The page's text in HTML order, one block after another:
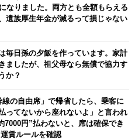
なりました。両方とも全額もらえる
遺族厚生年金が減るって損じゃない
毎日孫の夕飯を作っています。家計
ましたが、祖父母なら無償で協力す
か？
の自由席」で帰省したら、乗客に
ってないから座れないよ」と言われ
7000円”払わないと、席は確保でき
賃ルールを確認